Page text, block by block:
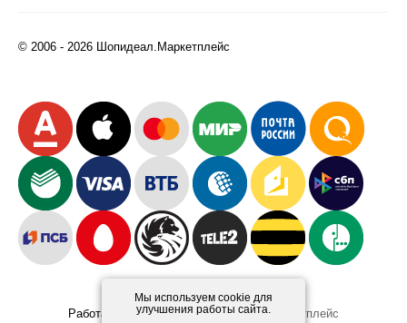
Мы используем cookie для
улучшения работы сайта.
© 2006 - 2026 Шопидеал.Маркетплейс
Работает на платформеШопидеал.Маркетплейс